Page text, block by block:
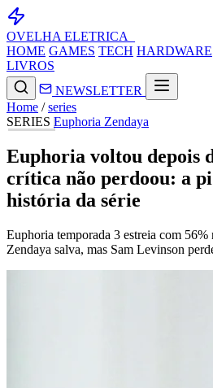
OVELHA ELETRICA_
HOME GAMES TECH HARDWARE
LIVROS
NEWSLETTER
Home / series
SERIES Euphoria Zendaya
Euphoria voltou depois
crítica não perdoou: a
história da série
Euphoria temporada 3 estreia com 56%
Zendaya salva, mas Sam Levinson